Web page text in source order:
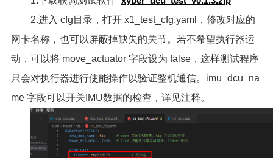
2.进入 cfg目录，打开 x1_test_cfg.yaml，修改对应的
网卡名称，也可以屏蔽掉缺失的关节。若不希望执行器运
动，可以将 move_actuator 字段设为 false，这样测试程序
只会对执行器进行使能操作以验证整机通信。imu_dcu_na
me 字段可以开关IMU数据的检查，详见注释。